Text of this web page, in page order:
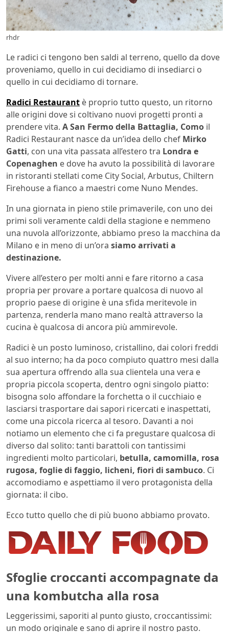
rhdr
Le radici ci tengono ben saldi al terreno, quello da dove
proveniamo, quello in cui decidiamo di insediarci o
quello in cui decidiamo di tornare.
Radici Restaurant è proprio tutto questo, un ritorno
alle origini dove si coltivano nuovi progetti pronti a
prendere vita. A San Fermo della Battaglia, Como il
Radici Restaurant nasce da un’idea dello chef Mirko
Gatti, con una vita passata all’estero tra Londra e
Copenaghen e dove ha avuto la possibilità di lavorare
in ristoranti stellati come City Social, Arbutus, Chiltern
Firehouse a fianco a maestri come Nuno Mendes.
In una giornata in pieno stile primaverile, con uno dei
primi soli veramente caldi della stagione e nemmeno
una nuvola all’orizzonte, abbiamo preso la macchina da
Milano e in meno di un’ora siamo arrivati a
destinazione.
Vivere all’estero per molti anni e fare ritorno a casa
propria per provare a portare qualcosa di nuovo al
proprio paese di origine è una sfida meritevole in
partenza, renderla mano mano realtà attraverso la
cucina è qualcosa di ancora più ammirevole.
Radici è un posto luminoso, cristallino, dai colori freddi
al suo interno; ha da poco compiuto quattro mesi dalla
sua apertura offrendo alla sua clientela una vera e
propria piccola scoperta, dentro ogni singolo piatto:
bisogna solo affondare la forchetta o il cucchiaio e
lasciarsi trasportare dai sapori ricercati e inaspettati,
come una piccola ricerca al tesoro. Davanti a noi
notiamo un elemento che ci fa pregustare qualcosa di
diverso dal solito: tanti barattoli con tantissimi
ingredienti molto particolari, betulla, camomilla, rosa
rugosa, foglie di faggio, licheni, fiori di sambuco. Ci
accomodiamo e aspettiamo il vero protagonista della
giornata: il cibo.
Ecco tutto quello che di più buono abbiamo provato.
Sfoglie croccanti accompagnate da
una kombutcha alla rosa
Leggerissimi, saporiti al punto giusto, croccantissimi:
un modo originale e sano di aprire il nostro pasto.